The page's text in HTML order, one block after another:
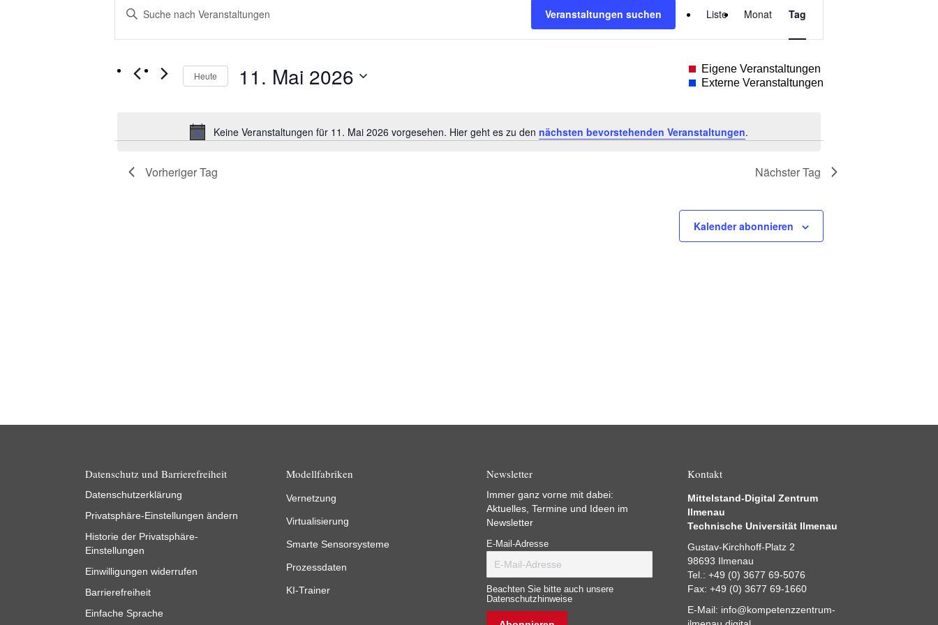
für
11.
2026
Hinweis
Keine Veranstaltungen für 11. Mai 2026 vorgesehen. Hier geht es zu den nächsten bevorstehenden Veranstaltungen.
Suche
und
Ansichten,
Navigation
Bitte
Schlüsselwort
Veranstaltungen
Schlüsselwort.
Veranstaltungen suchen
Ansichten-
Navigation
Liste Monat Tag
Heute 11. Mai 2026
Eigene Veranstaltungen
Externe Veranstaltungen
Vorheriger Tag Nächster Tag
Kalender abonnieren
Datenschutz und Barrierefreiheit
Datenschutzerklärung
Privatsphäre-Einstellungen ändern
Historie der Privatsphäre-
Einstellungen
Einwilligungen widerrufen
Barrierefreiheit
Einfache Sprache
Modellfabriken
Vernetzung
Virtualisierung
Smarte Sensorsysteme
Prozessdaten
KI-Trainer
Newsletter
Immer ganz vorne mit dabei:
Aktuelles, Termine und Ideen im
Newsletter
E-Mail-Adresse
Beachten Sie bitte auch unsere
Datenschutzhinweise
Kontakt
Mittelstand-Digital Zentrum
Ilmenau
Technische Universität Ilmenau
Gustav-Kirchhoff-Platz 2
98693 Ilmenau
Tel.: +49 (0) 3677 69-5076
Fax: +49 (0) 3677 69-1660
E-Mail: info@kompetenzzentrum-